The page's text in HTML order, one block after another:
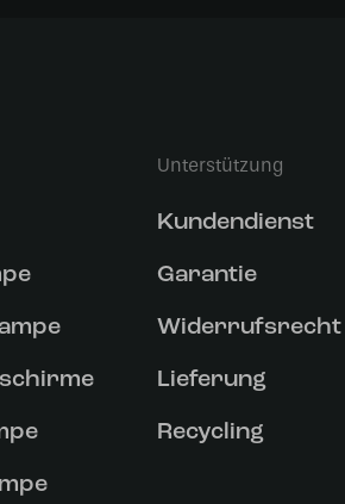
Unterstützung
Kundendienst
Garantie
Widerrufsrecht
Lieferung
Recycling